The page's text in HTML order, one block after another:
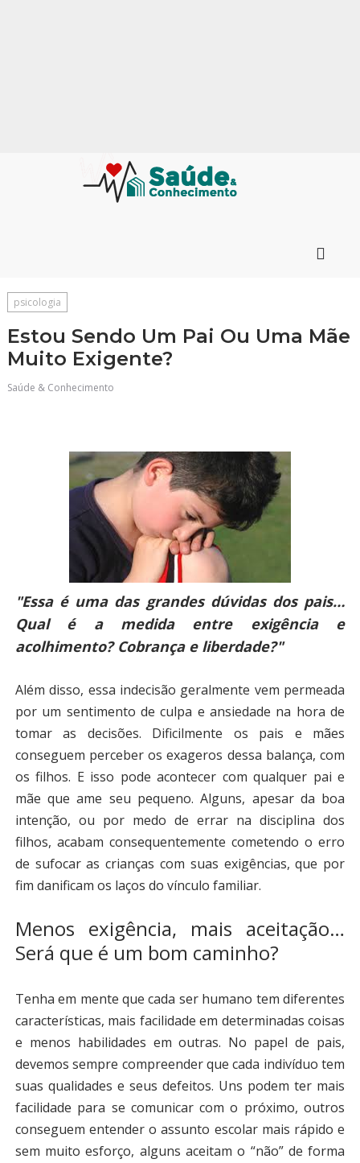
psicologia
Estou Sendo Um Pai Ou Uma Mãe
Muito Exigente?
Saúde & Conhecimento
"Essa é uma das grandes dúvidas dos pais…
Qual é a medida entre exigência e
acolhimento? Cobrança e liberdade?"
Além disso, essa indecisão geralmente vem permeada
por um sentimento de culpa e ansiedade na hora de
tomar as decisões. Dificilmente os pais e mães
conseguem perceber os exageros dessa balança, com
os filhos. E isso pode acontecer com qualquer pai e
mãe que ame seu pequeno. Alguns, apesar da boa
intenção, ou por medo de errar na disciplina dos
filhos, acabam consequentemente cometendo o erro
de sufocar as crianças com suas exigências, que por
fim danificam os laços do vínculo familiar.
Menos exigência, mais aceitação…
Será que é um bom caminho?
Tenha em mente que cada ser humano tem diferentes
características, mais facilidade em determinadas coisas
e menos habilidades em outras. No papel de pais,
devemos sempre compreender que cada indivíduo tem
suas qualidades e seus defeitos. Uns podem ter mais
facilidade para se comunicar com o próximo, outros
conseguem entender o assunto escolar mais rápido e
sem muito esforço, alguns aceitam o “não” de forma